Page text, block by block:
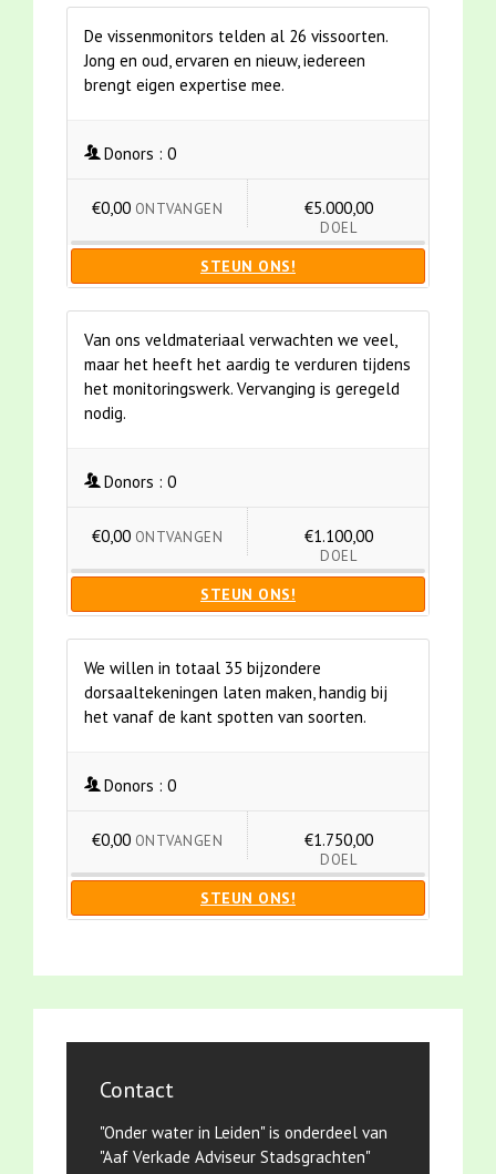
De vissenmonitors telden al 26 vissoorten.
Jong en oud, ervaren en nieuw, iedereen
brengt eigen expertise mee.
Donors : 0
€0,00 ONTVANGEN €5.000,00
DOEL
STEUN ONS!
Van ons veldmateriaal verwachten we veel,
maar het heeft het aardig te verduren tijdens
het monitoringswerk. Vervanging is geregeld
nodig.
Donors : 0
€0,00 ONTVANGEN €1.100,00
DOEL
STEUN ONS!
We willen in totaal 35 bijzondere
dorsaaltekeningen laten maken, handig bij
het vanaf de kant spotten van soorten.
Donors : 0
€0,00 ONTVANGEN €1.750,00
DOEL
STEUN ONS!
Contact
"Onder water in Leiden" is onderdeel van
"Aaf Verkade Adviseur Stadsgrachten"